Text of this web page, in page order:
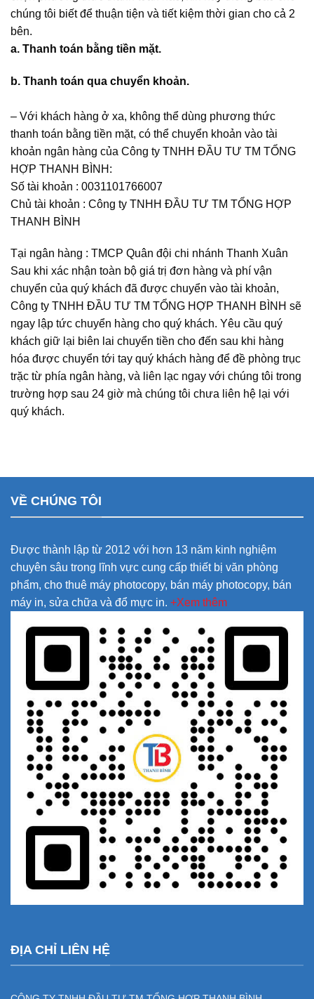
chúng tôi biết để thuận tiện và tiết kiệm thời gian cho cả 2
bên.
a. Thanh toán bằng tiền mặt.
b. Thanh toán qua chuyển khoản.
– Với khách hàng ở xa, không thể dùng phương thức
thanh toán bằng tiền mặt, có thể chuyển khoản vào tài
khoản ngân hàng của Công ty TNHH ĐẦU TƯ TM TỔNG
HỢP THANH BÌNH:
Số tài khoản : 0031101766007
Chủ tài khoản : Công ty TNHH ĐẦU TƯ TM TỔNG HỢP
THANH BÌNH
Tại ngân hàng : TMCP Quân đội chi nhánh Thanh Xuân
Sau khi xác nhận toàn bộ giá trị đơn hàng và phí vận
chuyển của quý khách đã được chuyển vào tài khoản,
Công ty TNHH ĐẦU TƯ TM TỔNG HỢP THANH BÌNH sẽ
ngay lập tức chuyển hàng cho quý khách. Yêu cầu quý
khách giữ lại biên lai chuyển tiền cho đến sau khi hàng
hóa được chuyển tới tay quý khách hàng để đề phòng trục
trặc từ phía ngân hàng, và liên lạc ngay với chúng tôi trong
trường hợp sau 24 giờ mà chúng tôi chưa liên hệ lại với
quý khách.
VỀ CHÚNG TÔI
Được thành lập từ 2012 với hơn 13 năm kinh nghiệm
chuyên sâu trong lĩnh vực cung cấp thiết bị văn phòng
phẩm, cho thuê máy photocopy, bán máy photocopy, bán
máy in, sửa chữa và đổ mực in. +Xem thêm
ĐỊA CHỈ LIÊN HỆ